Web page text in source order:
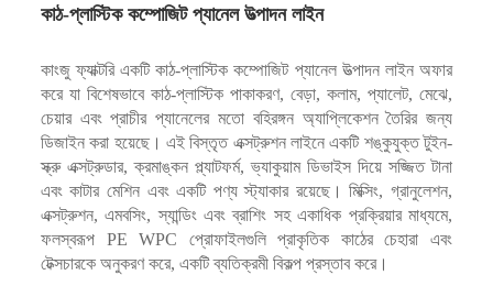
কাঠ-প্লাস্টিক কম্পোজিট প্যানেল উত্পাদন লাইন
কাংজু ফ্যাক্টরি একটি কাঠ-প্লাস্টিক কম্পোজিট প্যানেল উত্পাদন লাইন অফার
করে যা বিশেষভাবে কাঠ-প্লাস্টিক পাকাকরণ, বেড়া, কলাম, প্যালেট, মেঝে,
চেয়ার এবং প্রাচীর প্যানেলের মতো বহিরঙ্গন অ্যাপ্লিকেশন তৈরির জন্য
ডিজাইন করা হয়েছে। এই বিস্তৃত এক্সট্রুশন লাইনে একটি শঙ্কুযুক্ত টুইন-
স্ক্রু এক্সট্রুডার, ক্রমাঙ্কন প্ল্যাটফর্ম, ভ্যাকুয়াম ডিভাইস দিয়ে সজ্জিত টানা
এবং কাটার মেশিন এবং একটি পণ্য স্ট্যাকার রয়েছে। মিক্সিং, গ্রানুলেশন,
এক্সট্রুশন, এমবসিং, স্যান্ডিং এবং ব্রাশিং সহ একাধিক প্রক্রিয়ার মাধ্যমে,
ফলস্বরূপ PE WPC প্রোফাইলগুলি প্রাকৃতিক কাঠের চেহারা এবং
টেক্সচারকে অনুকরণ করে, একটি ব্যতিক্রমী বিকল্প প্রস্তাব করে।